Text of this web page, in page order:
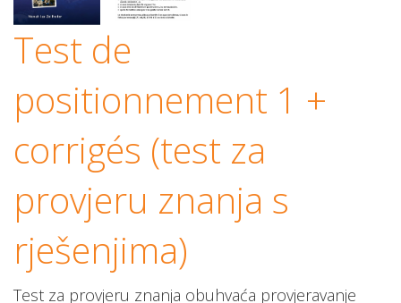
Test de
positionnement 1 +
corrigés (test za
provjeru znanja s
rješenjima)
Test za provjeru znanja obuhvaća provjeravanje